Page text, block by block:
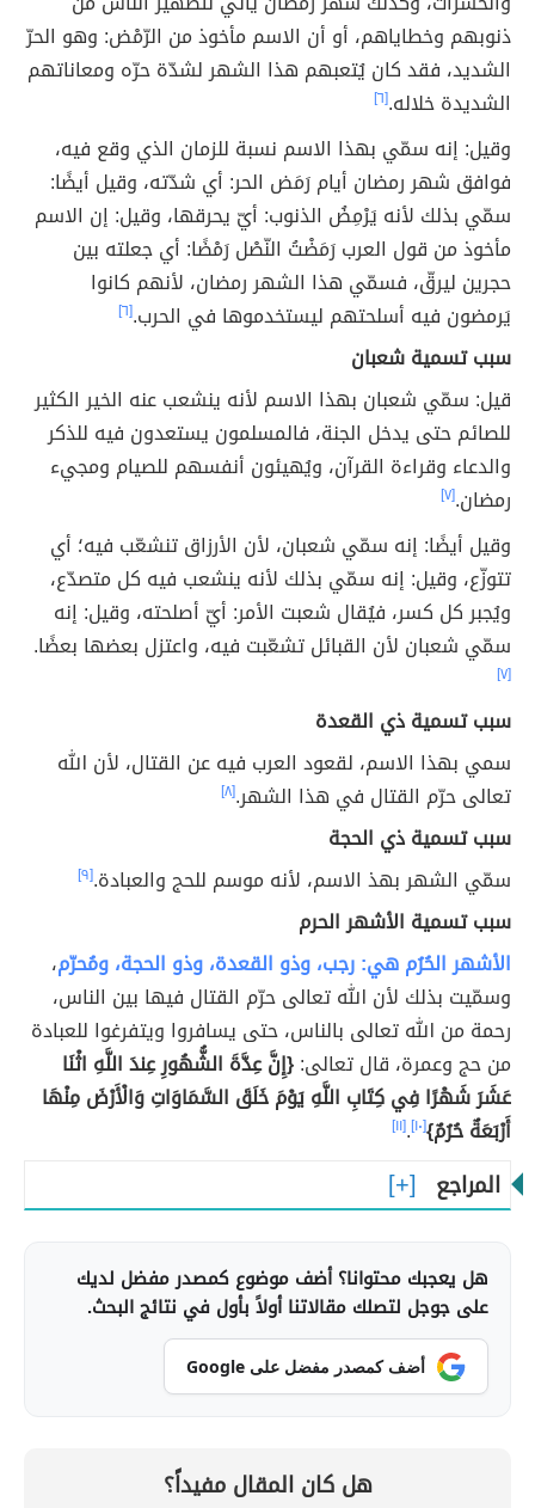
ذنوبهم وخطاياهم، أو أن الاسم مأخوذ من الرّمْض: وهو الحرّ
الشديد، فقد كان يُتعبهم هذا الشهر لشدّة حرّه ومعاناتهم
الشديدة خلاله.[٦]
وقيل: إنه سمّي بهذا الاسم نسبة للزمان الذي وقع فيه،
فوافق شهر رمضان أيام رَمَض الحر: أي شدّته، وقيل أيضًا:
سمّي بذلك لأنه يَرْمِضُ الذنوب: أيّ يحرقها، وقيل: إن الاسم
مأخوذ من قول العرب رَمَضْتُ النّصْل رَمْضًا: أي جعلته بين
حجرين ليرقّ، فسمّي هذا الشهر رمضان، لأنهم كانوا
يَرمضون فيه أسلحتهم ليستخدموها في الحرب.[٦]
سبب تسمية شعبان
قيل: سمّي شعبان بهذا الاسم لأنه ينشعب عنه الخير الكثير
للصائم حتى يدخل الجنة، فالمسلمون يستعدون فيه للذكر
والدعاء وقراءة القرآن، ويُهيئون أنفسهم للصيام ومجيء
رمضان.[٧]
وقيل أيضًا: إنه سمّي شعبان، لأن الأرزاق تنشعّب فيه؛ أي
تتوزّع، وقيل: إنه سمّي بذلك لأنه ينشعب فيه كل متصدّع،
ويُجبر كل كسر، فيُقال شعبت الأمر: أيّ أصلحته، وقيل: إنه
سمّي شعبان لأن القبائل تشعّبت فيه، واعتزل بعضها بعضًا.
[٧]
سبب تسمية ذي القعدة
سمي بهذا الاسم، لقعود العرب فيه عن القتال، لأن الله
تعالى حرّم القتال في هذا الشهر.[٨]
سبب تسمية ذي الحجة
سمّي الشهر بهذ الاسم، لأنه موسم للحج والعبادة.[٩]
سبب تسمية الأشهر الحرم
الأشهر الحُرُم هي: رجب، وذو القعدة، وذو الحجة، ومُحرّم،
وسمّيت بذلك لأن الله تعالى حرّم القتال فيها بين الناس،
رحمة من الله تعالى بالناس، حتى يسافروا ويتفرغوا للعبادة
من حج وعمرة، قال تعالى:{إِنَّ عِدَّةَ الشُّهُورِ عِندَ اللَّهِ اثْنَا
عَشَرَ شَهْرًا فِي كِتَابِ اللَّهِ يَوْمَ خَلَقَ السَّمَاوَاتِ وَالْأَرْضَ مِنْهَا
أَرْبَعَةٌ حُرُمٌ}[١٠] .[١١]
المراجع
هل يعجبك محتوانا؟ أضف موضوع كمصدر مفضل لديك
على جوجل لتصلك مقالاتنا أولاً بأول في نتائج البحث.
أضف كمصدر مفضل على Google
هل كان المقال مفيداً؟